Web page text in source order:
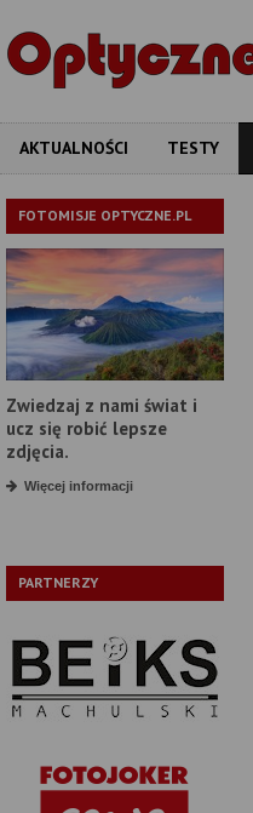
AKTUALNOŚCI TESTY
FOTOMISJE OPTYCZNE.PL
Zwiedzaj z nami świat i
ucz się robić lepsze
zdjęcia.
Więcej informacji
PARTNERZY